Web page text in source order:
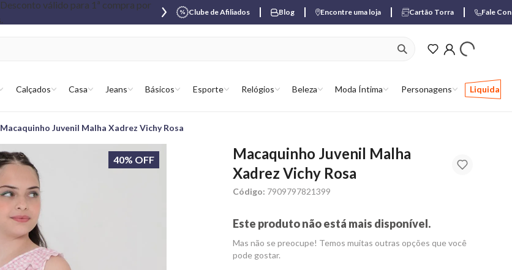
Clube de Afiliados Blog Encontre uma loja Cartão Torra Fale
Calçados Casa Jeans Básicos Esporte Relógios Beleza Moda Íntima Personagens Liquida
ver produtos
Macaquinho Juvenil Malha Xadrez Vichy Rosa
40% OFF
Macaquinho Juvenil Malha
Xadrez Vichy Rosa
Código: 7909797821399
Este produto não está mais disponível.
Mas não se preocupe! Temos muitas outras opções que você
pode gostar.